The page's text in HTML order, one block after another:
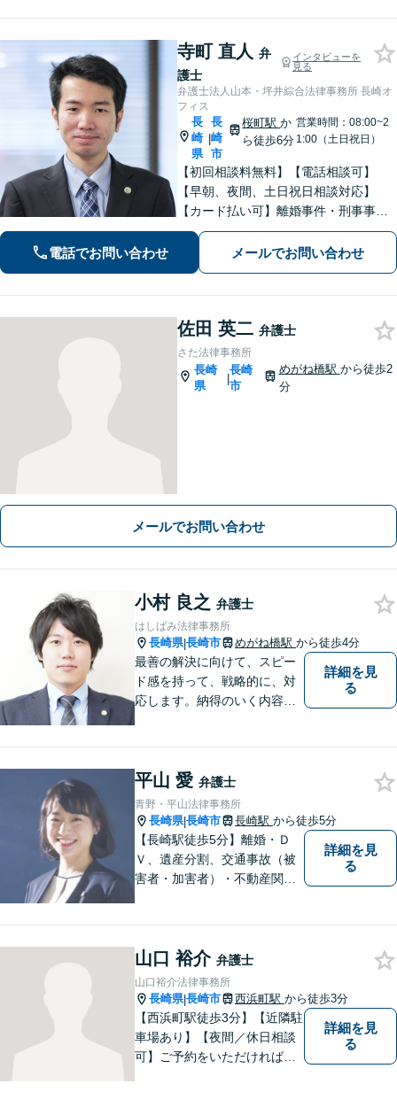
寺町 直人 弁
護士
インタビューを
見る
弁護士法人山本・坪井綜合法律事務所 長崎オ
フィス
長
崎
県
|
長
崎
市
桜町駅か
ら徒歩6分
営業時間：08:00~2
1:00（土日祝日）
【初回相談料無料】【電話相談可】
【早朝、夜間、土日祝日相談対応】
【カード払い可】離婚事件・刑事事
件・交通事故の専門弁護士があなたの
お悩みを解決いたします。一人で悩ま
ずに新たな一歩をわたしたちと。
電話でお問い合わせ メールでお問い合わせ
佐田 英二 弁護士
さた法律事務所
長崎
県
|
長崎
市
めがね橋駅 から徒歩2
分
メールでお問い合わせ
小村 良之 弁護士
はしばみ法律事務所
長崎県|長崎市 めがね橋駅 から徒歩4分
最善の解決に向けて、スピー
ド感を持って、戦略的に、対
応します。納得のいく内容と
詳細を見
る
平山 愛 弁護士
青野・平山法律事務所
長崎県|長崎市 長崎駅 から徒歩5分
【長崎駅徒歩5分】離婚・Ｄ
Ｖ、遺産分割、交通事故（被
害者・加害者）・不動産関連
詳細を見
る
山口 裕介 弁護士
山口裕介法律事務所
長崎県|長崎市 西浜町駅 から徒歩3分
【西浜町駅徒歩3分】【近隣駐
車場あり】【夜間／休日相談
可】ご予約をいただければ、
詳細を見
る